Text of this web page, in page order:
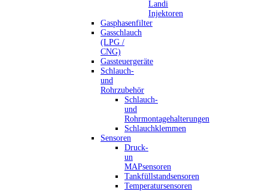
Landi
Injektoren
Gasphasenfilter
Gasschlauch
(LPG /
CNG)
Gassteuergeräte
Schlauch-
und
Rohrzubehör
Schlauch-
und
Rohrmontagehalterungen
Schlauchklemmen
Sensoren
Druck-
un
MAPsensoren
Tankfüllstandsensoren
Temperatursensoren